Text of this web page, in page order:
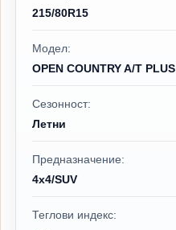
215/80R15
Модел:
OPEN COUNTRY A/T PLUS
Сезонност:
Летни
Предназначение:
4x4/SUV
Теглови индекс: